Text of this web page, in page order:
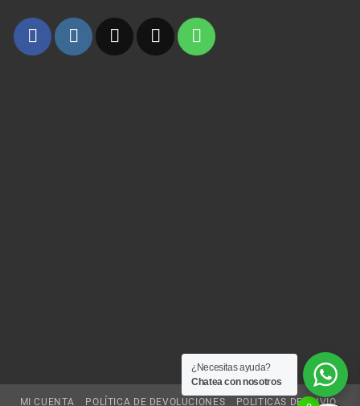
MI CUENTA POLÍTICA DE DEVOLUCIONES POLITICAS DE ENVIO
¿Necesitas ayuda?
Chatea con nosotros